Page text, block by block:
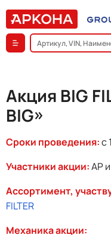
Акция BIG
BIG»
Сроки проведения:с
Участники акции:АР
Ассортимент,
FILTER
Механика акции: